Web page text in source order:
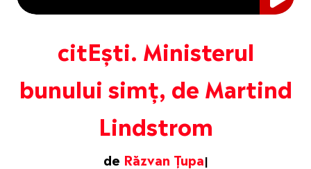
citEști. Ministerul
bunului simț, de Martind
Lindstrom
de Răzvan Țupa